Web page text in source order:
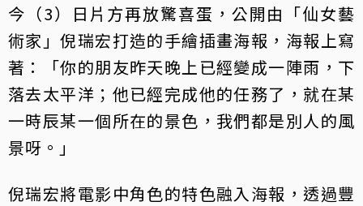
今（3）日片方再放驚喜蛋，公開由「仙女藝
術家」倪瑞宏打造的手繪插畫海報，海報上寫
著：「你的朋友昨天晚上已經變成一陣雨，下
落去太平洋；他已經完成他的任務了，就在某
一時辰某一個所在的景色，我們都是別人的風
景呀。」
倪瑞宏將電影中角色的特色融入海報，透過豐